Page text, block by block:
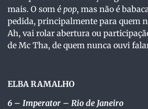
mais. O som é pop, mas não é
pedida, principalmente para quem
Ah, vai rolar abertura ou
de Mc Tha, de quem nunca ouvi
ELBA RAMALHO
6 – Imperator – Rio de Janeiro